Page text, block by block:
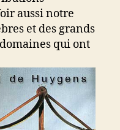
aussi notre
et des grands
qui ont